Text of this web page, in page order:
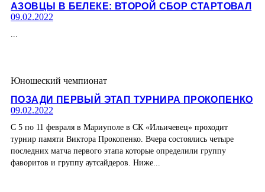
АЗОВЦЫ В БЕЛЕКЕ: ВТОРОЙ СБОР СТАРТОВАЛ
09.02.2022
...
Юношеский чемпионат
ПОЗАДИ ПЕРВЫЙ ЭТАП ТУРНИРА ПРОКОПЕНКО
09.02.2022
С 5 по 11 февраля в Мариуполе в СК «Ильичевец» проходит
турнир памяти Виктора Прокопенко. Вчера состоялись четыре
последних матча первого этапа которые определили группу
фаворитов и группу аутсайдеров. Ниже...